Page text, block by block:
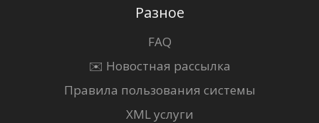
Разное
FAQ
✉️ Новостная рассылка
Правила пользования системы
XML услуги